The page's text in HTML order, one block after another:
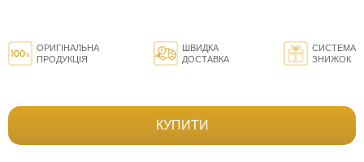
ОРИГІНАЛЬНА
ПРОДУКЦІЯ
ШВИДКА
ДОСТАВКА
СИСТЕМА
ЗНИЖОК
КУПИТИ